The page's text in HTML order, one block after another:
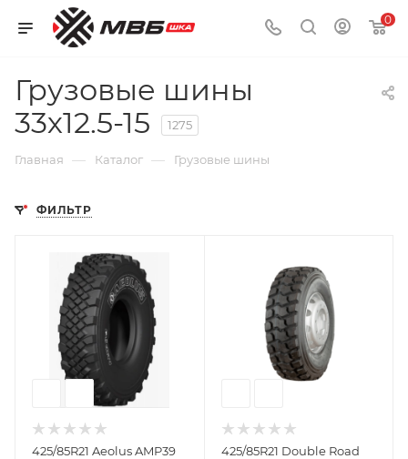
0
Грузовые шины
33х12.5-15
1275
Главная — Каталог — Грузовые шины
ФИЛЬТР
425/85R21 Aeolus AMP39
425/85R21 Double Road